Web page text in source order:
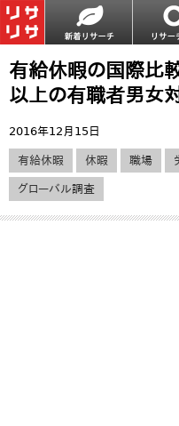
有給休暇の国際比
以上の有職者男女対
2016年12月15日
有給休暇 休暇 職場
グローバル調査